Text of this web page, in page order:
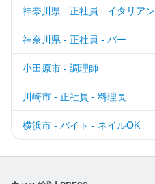
神奈川県 - 正社員 - イタリアン
神奈川県 - 正社員 - バー
小田原市 - 調理師
川崎市 - 正社員 - 料理長
横浜市 - バイト - ネイルOK